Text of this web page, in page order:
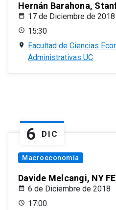
Hernán Barahona,
17 de Diciembre de 2018
15:30
Facultad de Ciencias
Administrativas UC
6 DIC
Macroeconomía
Davide Melcangi, NY
6 de Diciembre de 2018
17:00